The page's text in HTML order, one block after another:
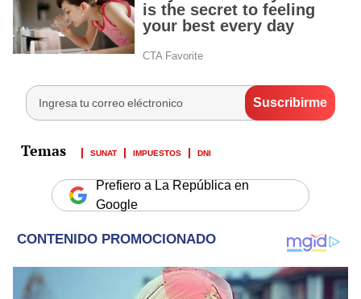
SUNAT IMPUESTOS DNI
Prefiero a La República en
Google